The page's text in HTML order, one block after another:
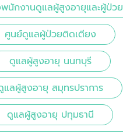
นักงานดูแลผู้สูงอายุและผู้ป่วย
ศูนย์ดูแลผู้ป่วยติดเตียง
ดูแลผู้สูงอายุ นนทบุรี
แลผู้สูงอายุ สมุทรปราการ
ดูแลผู้สูงอายุ ปทุมธานี